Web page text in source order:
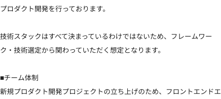
プロダクト開発を行っております。
技術スタックはすべて決まっているわけではないため、フレームワー
ク・技術選定から関わっていただく想定となります。
■チーム体制
新規プロダクト開発プロジェクトの立ち上げのため、フロントエンドエ